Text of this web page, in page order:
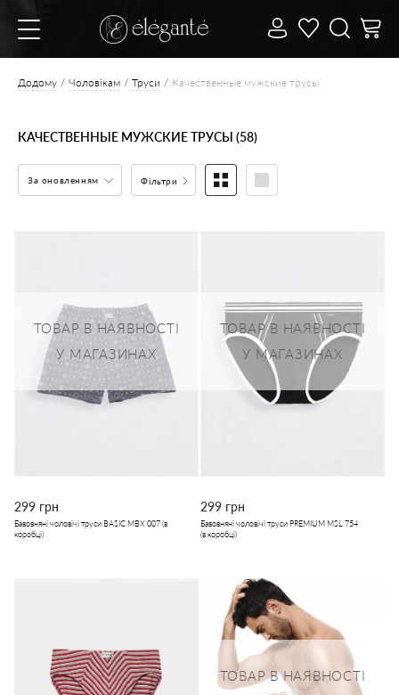
Додому Чоловікам Труси Качественные мужские трусы
КАЧЕСТВЕННЫЕ МУЖСКИЕ ТРУСЫ (58)
За оновленням Фільтри
ТОВАР В НАЯВНОСТІ
У МАГАЗИНАХ
299 грн
Бавовняні чоловічі труси BASIC MBX 007 (в
коробці)
ТОВАР В НАЯВНОСТІ
У МАГАЗИНАХ
299 грн
Бавовняні чоловічі труси PREMIUM MSL 754
(в коробці)
ТОВАР В НАЯВНОСТІ